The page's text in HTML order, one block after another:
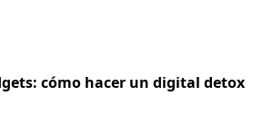
cómo hacer un digital detox